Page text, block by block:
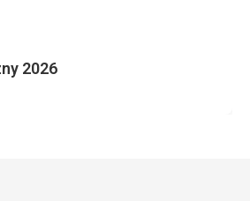
2026